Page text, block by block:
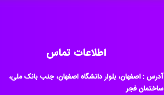
اطلاعات تماس
آدرس : اصفهان، بلوار دانشگاه اصفهان، جنب بانک ملی،
ساختمان فجر